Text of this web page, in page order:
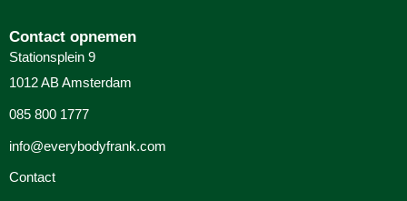
Contact opnemen
Stationsplein 9
1012 AB Amsterdam
085 800 1777
info@everybodyfrank.com
Contact